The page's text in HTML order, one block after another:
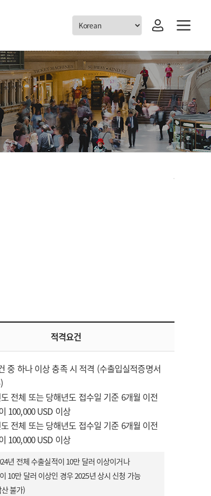
적격요건
중 하나 이상 충족 시 적격 (수출입실적증명서
전체 또는 당해년도 접수일 기준 6개월 이전
100,000 USD 이상
전체 또는 당해년도 접수일 기준 6개월 이전
100,000 USD 이상
년 전체 수출실적이 10만 달러 이상이거나
10만 달러 이상인 경우 2025년 상시 신청 가능
불가)